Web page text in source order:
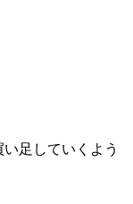
足していくよう